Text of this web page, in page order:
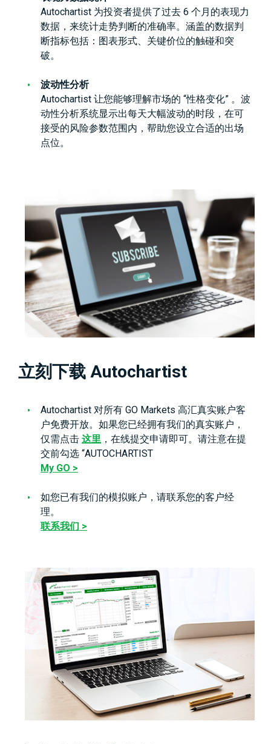
Autochartist 为投资者提供了过去 6 个月的表现力
数据，来统计走势判断的准确率。涵盖的数据判
断指标包括：图表形式、关键价位的触碰和突
破。
波动性分析
Autochartist 让您能够理解市场的 “性格变化” 。波
动性分析系统显示出每天大幅波动的时段，在可
接受的风险参数范围内，帮助您设立合适的出场
点位。
立刻下载 Autochartist
Autochartist 对所有 GO Markets 高汇真实账户客
户免费开放。如果您已经拥有我们的真实账户，
仅需点击 这里 ，在线提交申请即可。请注意在提
交前勾选 “AUTOCHARTIST
My GO >
如您已有我们的模拟账户，请联系您的客户经
理。
联系我们 >